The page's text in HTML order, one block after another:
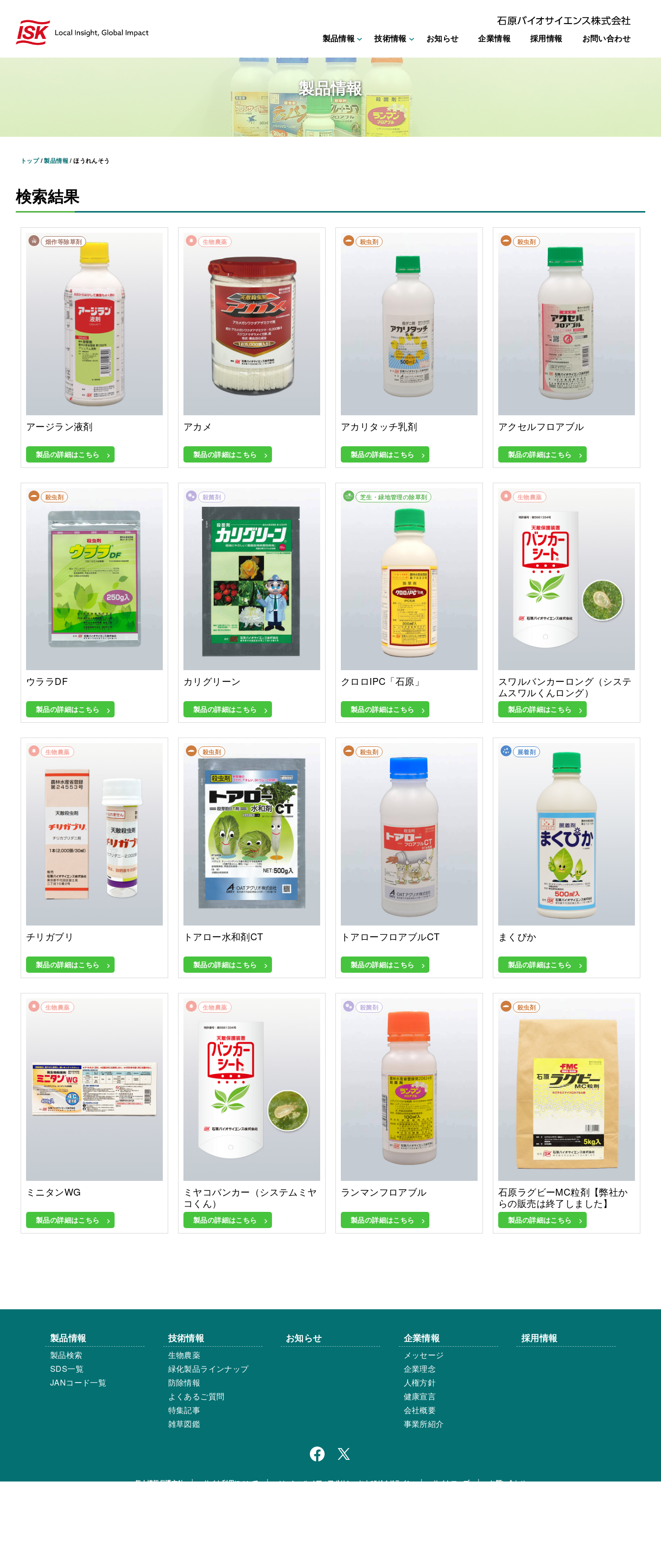
製品情報 技術情報 お知らせ 企業情報 採用情報 お問い合わせ
製品情報
トップ/製品情報 /ほうれんそう
検索結果
畑作等除草剤
アージラン液剤
製品の詳細はこちら
生物農薬
アカメ
製品の詳細はこちら
殺虫剤
アカリタッチ乳剤
製品の詳細はこちら
殺虫剤
アクセルフロアブル
製品の詳細はこちら
殺虫剤
ウララDF
製品の詳細はこちら
殺菌剤
カリグリーン
製品の詳細はこちら
畑作等除草剤
芝生・緑地管理の除草剤
クロロIPC「石原」
製品の詳細はこちら
生物農薬
スワルバンカーロング（システ
ムスワルくんロング）
製品の詳細はこちら
生物農薬
チリガブリ
製品の詳細はこちら
殺虫剤
トアロー水和剤CT
製品の詳細はこちら
殺虫剤
トアローフロアブルCT
製品の詳細はこちら
展着剤
まくぴか
製品の詳細はこちら
殺菌剤
生物農薬
ミニタンWG
製品の詳細はこちら
生物農薬
ミヤコバンカー（システムミヤ
コくん）
製品の詳細はこちら
殺菌剤
ランマンフロアブル
製品の詳細はこちら
殺虫剤
石原ラグビーMC粒剤【弊社か
らの販売は終了しました】
製品の詳細はこちら
製品情報
製品検索
SDS一覧
JANコード一覧
技術情報
生物農薬
緑化製品ラインナップ
防除情報
よくあるご質問
特集記事
雑草図鑑
お知らせ 企業情報
メッセージ
企業理念
人権方針
健康宣言
会社概要
事業所紹介
採用情報
個人情報保護方針 サイト利用について ソーシャルメディアポリシーおよびガイドライン サイトマップ お問い合わせ